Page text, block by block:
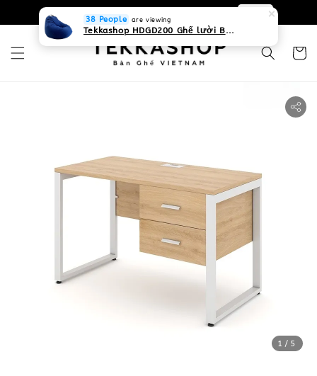
0931268840 Liên hệ với chúng tôi
1 /5
38 People are viewing
Tekkashop HDGD200 Ghế lười Beanbag form truyền thống, chất liệu Olefin canvas kháng nước, màu xanh biển, có thể sử dụng trong nhà và cả ngoài trời, có quai xách